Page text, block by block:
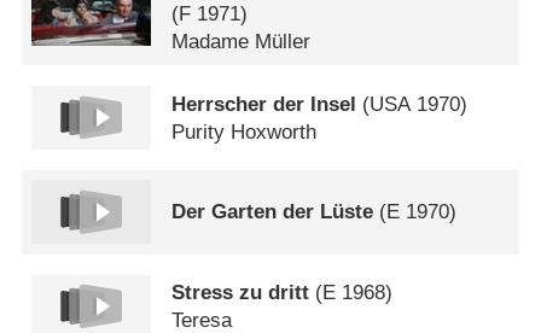
(F 1971)
Madame Müller
Herrscher der Insel (USA 1970)
Purity Hoxworth
Der Garten der Lüste (E 1970)
Stress zu dritt (E 1968)
Teresa